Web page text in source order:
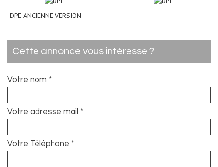
DPE ANCIENNE VERSION
cette annonce vous intéresse ?
Votre nom *
Votre adresse mail *
Votre Téléphone *